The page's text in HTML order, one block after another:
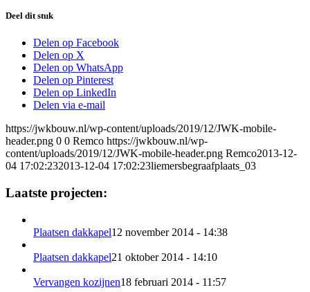
Deel dit stuk
Delen op Facebook
Delen op X
Delen op WhatsApp
Delen op Pinterest
Delen op LinkedIn
Delen via e-mail
https://jwkbouw.nl/wp-content/uploads/2019/12/JWK-mobile-
header.png 0 0 Remco https://jwkbouw.nl/wp-
content/uploads/2019/12/JWK-mobile-header.png Remco2013-12-
04 17:02:232013-12-04 17:02:23liemersbegraafplaats_03
Laatste projecten:
Plaatsen dakkapel12 november 2014 - 14:38
Plaatsen dakkapel21 oktober 2014 - 14:10
Vervangen kozijnen18 februari 2014 - 11:57